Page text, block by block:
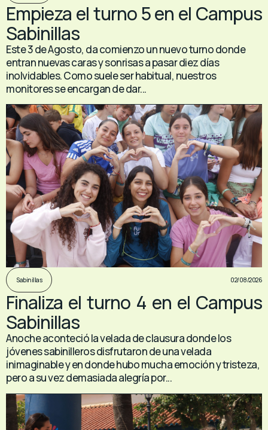
Empieza el turno 5 en el Campus
Sabinillas
Este 3 de Agosto, da comienzo un nuevo turno donde
entran nuevas caras y sonrisas a pasar diez días
inolvidables. Como suele ser habitual, nuestros
monitores se encargan de dar...
Sabinillas 02/08/2026
Finaliza el turno 4 en el Campus
Sabinillas
Anoche aconteció la velada de clausura donde los
jóvenes sabinilleros disfrutaron de una velada
inimaginable y en donde hubo mucha emoción y tristeza,
pero a su vez demasiada alegría por...